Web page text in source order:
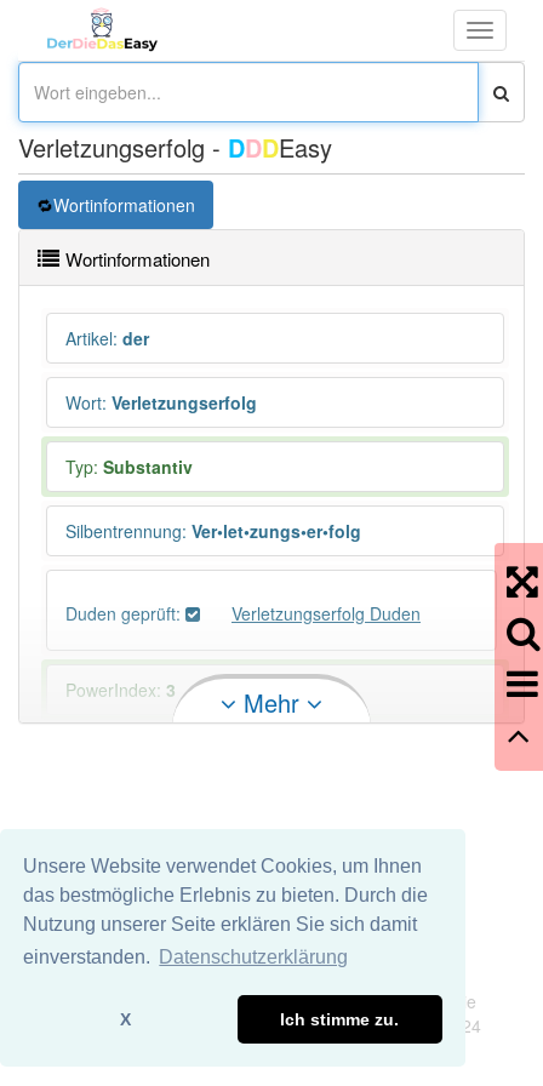
Unsere Website verwendet Cookies, um Ihnen
das bestmögliche Erlebnis zu bieten. Durch die
Nutzung unserer Seite erklären Sie sich damit
einverstanden.
Datenschutzerklärung
X Ich stimme zu.
Toggle
Verletzungserfolg - DDDEasy
Wortinformationen
Wortinformationen
Artikel: der
Wort: Verletzungserfolg
Typ: Substantiv
Silbentrennung: Ver•let•zungs•er•folg
Duden geprüft: Verletzungserfolg Duden
PowerIndex: 3
Wörter mit Endung -verletzungserfolg
aber mit
einem anderen Artikelder: 0
Das Wort wird häufig verwendet im Bereich
Mehr
Wir übernehmen keine Garantie und keine Haftung für die
Richtigkeit und Vollständigkeit dieser Seite. DDDEasy 2024